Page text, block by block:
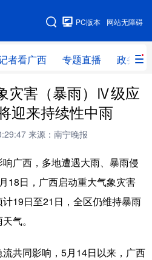
网站无障碍
PC版本
者看广西 专题直播 政务信
站地图
专题直播 政务信息
灾害（暴雨）Ⅳ级应
迎来持续性中雨
来源：南宁晚报
广西，多地遭遇大雨、暴雨侵
18日，广西启动重大气象灾害
19日至21日，全区仍维持暴雨
气。
共同影响，5月14日以来，广西